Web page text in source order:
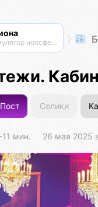
Cимулятор ноосферы
Пост Солики
мин. 26 мая 2025